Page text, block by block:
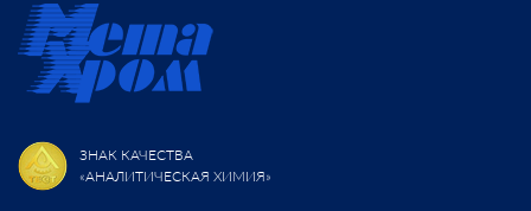
ЗНАК КАЧЕСТВА
«АНАЛИТИЧЕСКАЯ ХИМИЯ»